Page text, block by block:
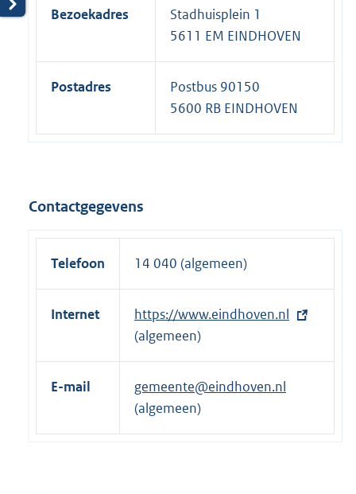
Bezoekadres
Stadhuisplein 1
5611 EM EINDHOVEN
Postadres
Postbus 90150
5600 RB EINDHOVEN
Contactgegevens
Telefoon 14 040 (algemeen)
Internet
E
x
t
r
e
https://www.eindhoven.nl
(algemeen)
E-mail
gemeente@eindhoven.nl
(algemeen)